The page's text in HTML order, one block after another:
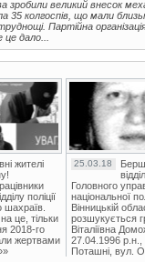
зробили великий внесок
35 колгоспів, що мали
Партійна
це дало...
жителі
поліції
шахраїв.
це, тільки
2018-го
жертвами
25.03.18
Головного
національної
Вінницькій
розшукується
Віталіївна
27.04.1996 р.н.,
Поташні, вул.